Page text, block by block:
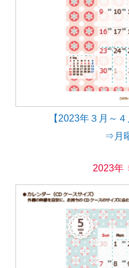
【2023年３月～
⇒月
2023年